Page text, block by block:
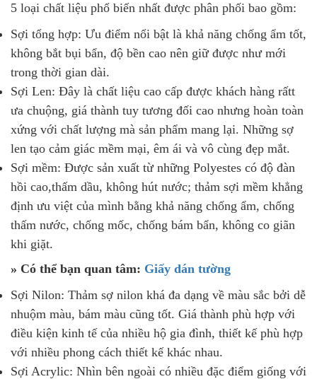
5 loại chất liệu phổ biến nhất được phân phối bao gồm:
Sợi tổng hợp: Ưu điểm nổi bật là khả năng chống ẩm tốt,
không bắt bụi bẩn, độ bền cao nên giữ được như mới
trong thời gian dài.
Sợi Len: Đây là chất liệu cao cấp được khách hàng rấtt
ưa chuộng, giá thành tuy tương đối cao nhưng hoàn toàn
xứng với chất lượng mà sản phẩm mang lại. Những sợ
len tạo cảm giác mềm mại, êm ái và vô cùng đẹp mắt.
Sợi mềm: Được sản xuất từ những Polyestes có độ đàn
hồi cao,thấm dầu, không hút nước; thảm sợi mềm khẳng
định ưu việt của mình bằng khả năng chống ẩm, chống
thấm nước, chống mốc, chống bám bẩn, không co giãn
khi giặt.
» Có thể bạn quan tâm: Giấy dán tường
Sợi Nilon: Thảm sợ nilon khá đa dạng về màu sắc bởi dễ
nhuộm màu, bám màu cũng tốt. Giá thành phù hợp với
điều kiện kinh tế của nhiều hộ gia đình, thiết kế phù hợp
với nhiều phong cách thiết kế khác nhau.
Sợi Acrylic: Nhìn bên ngoài có nhiều đặc điểm giống với